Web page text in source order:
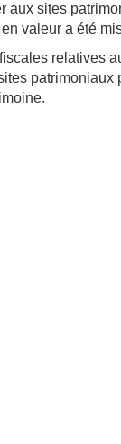
aux sites
valeur a été
relatives